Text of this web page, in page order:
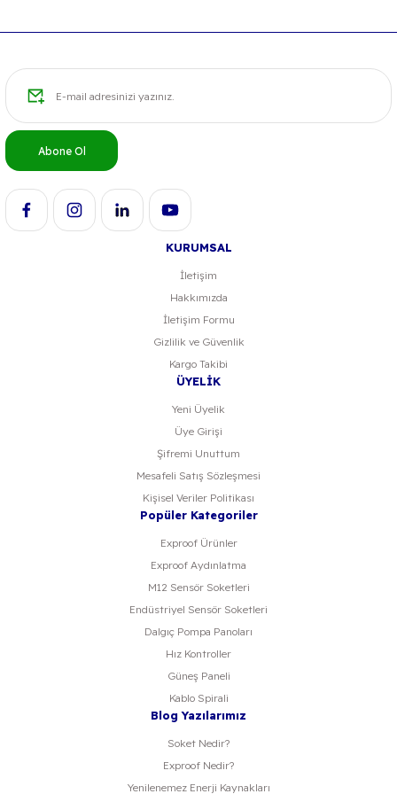
Ürün açıklamasında eksik bilgiler bulunuyor.
Ürün bilgilerinde hatalar bulunuyor.
Bu ürüne benzer farklı alternatifler olmalı.
Abone Ol
KURUMSAL
İletişim
Hakkımızda
İletişim Formu
Gizlilik ve Güvenlik
Kargo Takibi
ÜYELİK
Yeni Üyelik
Üye Girişi
Şifremi Unuttum
Mesafeli Satış Sözleşmesi
Kişisel Veriler Politikası
Popüler Kategoriler
Exproof Ürünler
Exproof Aydınlatma
M12 Sensör Soketleri
Endüstriyel Sensör Soketleri
Dalgıç Pompa Panoları
Hız Kontroller
Güneş Paneli
Kablo Spirali
Blog Yazılarımız
Soket Nedir?
Exproof Nedir?
Yenilenemez Enerji Kaynakları